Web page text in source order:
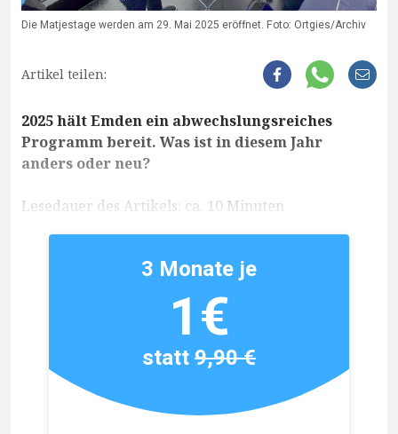
Die Matjestage werden am 29. Mai 2025 eröffnet. Foto: Ortgies/Archiv
Artikel teilen:
2025 hält Emden ein abwechslungsreiches
Programm bereit. Was ist in diesem Jahr
anders oder neu?
Lesedauer des Artikels: ca. 10 Minuten
3 Monate je
1€
statt9,90 €